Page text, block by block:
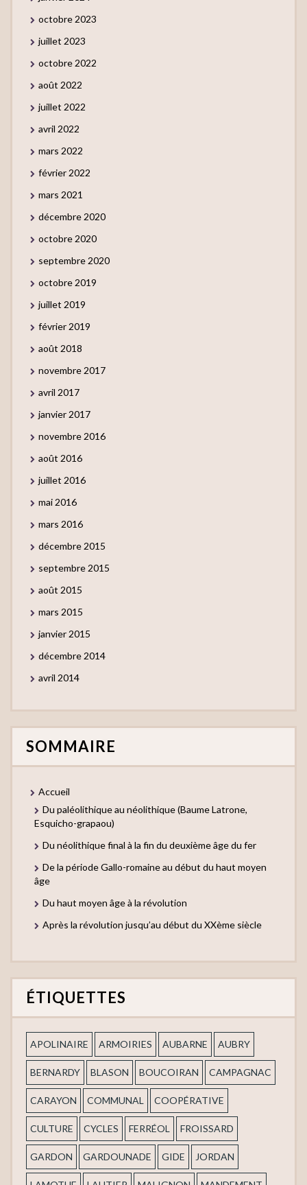
octobre 2023
juillet 2023
octobre 2022
août 2022
juillet 2022
avril 2022
mars 2022
février 2022
mars 2021
décembre 2020
octobre 2020
septembre 2020
octobre 2019
juillet 2019
février 2019
août 2018
novembre 2017
avril 2017
janvier 2017
novembre 2016
août 2016
juillet 2016
mai 2016
mars 2016
décembre 2015
septembre 2015
août 2015
mars 2015
janvier 2015
décembre 2014
avril 2014
SOMMAIRE
Accueil
Du paléolithique au néolithique (Baume Latrone,
Esquicho-grapaou)
Du néolithique final à la fin du deuxième âge du fer
De la période Gallo-romaine au début du haut moyen
âge
Du haut moyen âge à la révolution
Après la révolution jusqu’au début du XXème siècle
ÉTIQUETTES
APOLINAIRE ARMOIRIES AUBARNE AUBRY
BERNARDY BLASON BOUCOIRAN CAMPAGNAC
CARAYON COMMUNAL COOPÉRATIVE
CULTURE CYCLES FERRÉOL FROISSARD
GARDON GARDOUNADE GIDE JORDAN